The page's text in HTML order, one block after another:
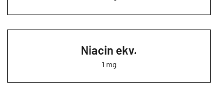
Niacin ekv.
1 mg